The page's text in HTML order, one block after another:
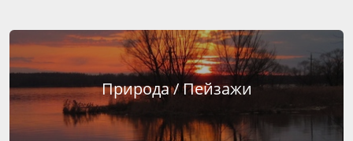
Природа / Пейзажи